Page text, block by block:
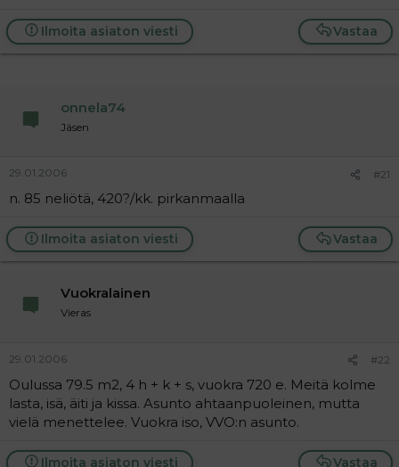
Vastaa
Ilmoita asiaton viesti
onnela74
Jäsen
29.01.2006 #21
n. 85 neliötä, 420?/kk. pirkanmaalla
Vastaa
Ilmoita asiaton viesti
Vuokralainen
Vieras
29.01.2006 #22
Oulussa 79.5 m2, 4 h + k + s, vuokra 720 e. Meitä kolme
lasta, isä, äiti ja kissa. Asunto ahtaanpuoleinen, mutta
vielä menettelee. Vuokra iso, VVO:n asunto.
Vastaa
Ilmoita asiaton viesti